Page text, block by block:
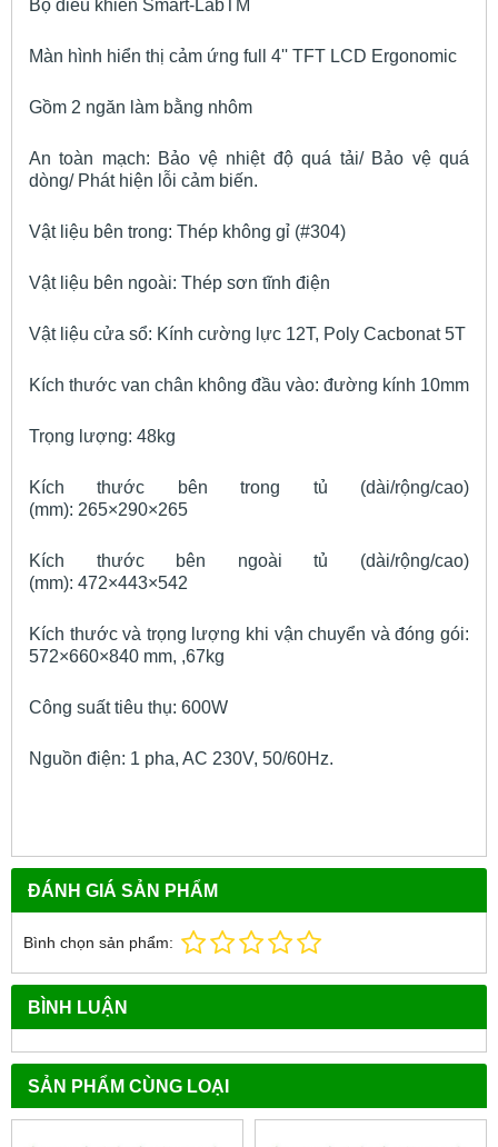
Bộ điều khiển Smart-Lab TM
Màn hình hiển thị cảm ứng full 4'' TFT LCD Ergonomic
Gồm 2 ngăn làm bằng nhôm
An toàn mạch: Bảo vệ nhiệt độ quá tải/ Bảo vệ quá
dòng/ Phát hiện lỗi cảm biến.
Vật liệu bên trong: Thép không gỉ (#304)
Vật liệu bên ngoài: Thép sơn tĩnh điện
Vật liệu cửa sổ: Kính cường lực 12T, Poly Cacbonat 5T
Kích thước van chân không đầu vào: đường kính 10mm
Trọng lượng: 48kg
Kích thước bên trong tủ (dài/rộng/cao)
(mm): 265×290×265
Kích thước bên ngoài tủ (dài/rộng/cao)
(mm): 472×443×542
Kích thước và trọng lượng khi vận chuyển và đóng gói:
572×660×840 mm, ,67kg
Công suất tiêu thụ: 600W
Nguồn điện: 1 pha, AC 230V, 50/60Hz.
ĐÁNH GIÁ SẢN PHẨM
Bình chọn sản phẩm:
BÌNH LUẬN
SẢN PHẨM CÙNG LOẠI